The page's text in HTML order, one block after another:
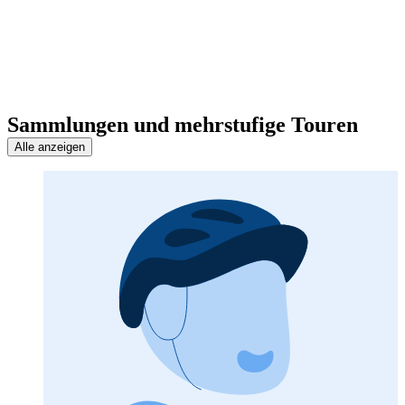
Sammlungen und mehrstufige Touren
Alle anzeigen